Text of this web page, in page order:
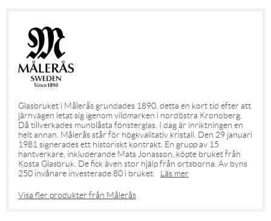
Glasbruket i Målerås grundades 1890, detta en kort tid efter att
järnvägen letat sig igenom vildmarken i nordöstra Kronoberg.
Då tillverkades munblåsta fönsterglas. I dag är inriktningen en
helt annan. Målerås står för högkvalitativ kristall. Den 29 januari
1981 signerades ett historiskt kontrakt. En grupp av 15
hantverkare, inkluderande Mats Jonasson, köpte bruket från
Kosta Glasbruk. De fick även stor hjälp från ortsborna. Av byns
250 invånare investerade 80 i bruket. Läs mer
Visa fler produkter från Målerås